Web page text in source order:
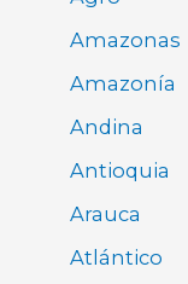
Amazonas
Amazonía
Andina
Antioquia
Arauca
Atlántico